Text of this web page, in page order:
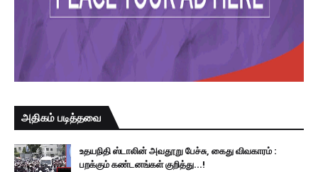
அதிகம் படித்தவை
உதயநிதி ஸ்டாலின் அவதூறு பேச்சு, கைது விவகாரம் :
பறக்கும் கண்டனங்கள் குறித்து...!